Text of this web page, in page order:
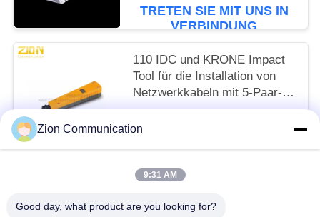
TRETEN SIE MIT UNS IN
VERBINDUNG
110 IDC und KRONE Impact
Tool für die Installation von
Netzwerkkabeln mit 5-Paar-
Zubehör für Rechenzentren
TRETEN SIE MIT UNS IN
VERBINDUNG
Zion Communication
9:31 AM
Good day, what product are you looking for?